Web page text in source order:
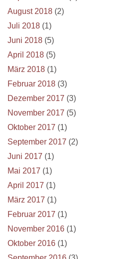
August 2018 (2)
Juli 2018 (1)
Juni 2018 (5)
April 2018 (5)
März 2018 (1)
Februar 2018 (3)
Dezember 2017 (3)
November 2017 (5)
Oktober 2017 (1)
September 2017 (2)
Juni 2017 (1)
Mai 2017 (1)
April 2017 (1)
März 2017 (1)
Februar 2017 (1)
November 2016 (1)
Oktober 2016 (1)